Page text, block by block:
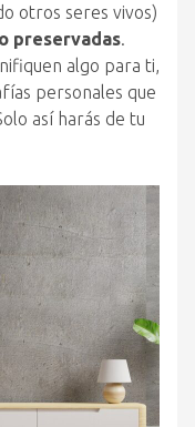
otros seres vivos)
preservadas
algo para ti,
personales que
así harás de tu